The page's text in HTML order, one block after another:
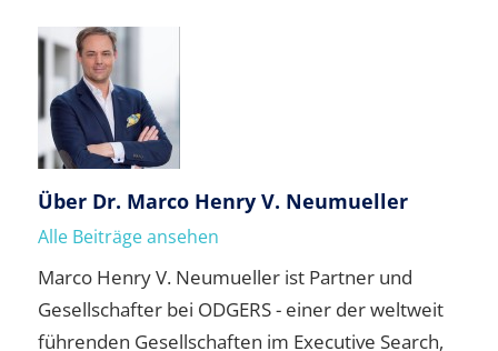
Über Dr. Marco Henry V. Neumueller
Alle Beiträge ansehen
Marco Henry V. Neumueller ist Partner und
Gesellschafter bei ODGERS - einer der weltweit
führenden Gesellschaften im Executive Search,